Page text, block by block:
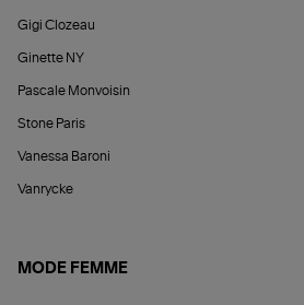
Gigi Clozeau
Ginette NY
Pascale Monvoisin
Stone Paris
Vanessa Baroni
Vanrycke
MODE FEMME